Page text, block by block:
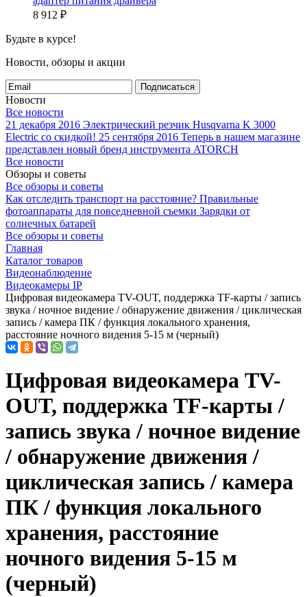
8 912 ₽
Будьте в курсе!
Новости, обзоры и акции
Подписаться
Новости
Все новости
21 декабря 2016 Электрический резчик Husqvarna K 3000
Electric со скидкой! 25 сентября 2016 Теперь в нашем магазине
представлен новый бренд инструмента ATORCH
Все новости
Обзоры и советы
Все обзоры и советы
Как отследить транспорт на расстояние? Правильные
фотоаппараты для повседневной съемки Зарядки от
солнечных батарей
Все обзоры и советы
Главная
Каталог товаров
Видеонаблюдение
Видеокамеры IP
Цифровая видеокамера TV-OUT, поддержка TF-карты / запись
звука / ночное видение / обнаружение движения / циклическая
запись / камера ПК / функция локального хранения,
расстояние ночного видения 5-15 м (черный)
Цифровая видеокамера TV-
OUT, поддержка TF-карты /
запись звука / ночное видение
/ обнаружение движения /
циклическая запись / камера
ПК / функция локального
хранения, расстояние
ночного видения 5-15 м
(черный)